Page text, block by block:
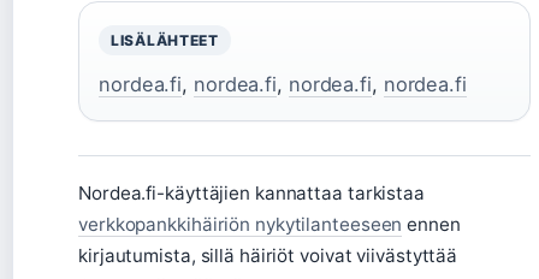
LISÄLÄHTEET
nordea.fi, nordea.fi, nordea.fi, nordea.fi
Nordea.fi-käyttäjien kannattaa tarkistaa
verkkopankkihäiriön nykytilanteeseen ennen
kirjautumista, sillä häiriöt voivat viivästyttää